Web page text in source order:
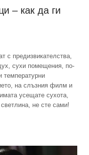
– как да ги
с предизвикателства,
сухи помещения, по-
температурни
на слъзния филм и
усещате сухота,
не сте сами!